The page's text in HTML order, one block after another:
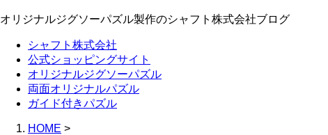
オリジナルジグソーパズル製作のシャフト株式会社ブログ
シャフト株式会社
公式ショッピングサイト
オリジナルジグソーパズル
両面オリジナルパズル
ガイド付きパズル
HOME >